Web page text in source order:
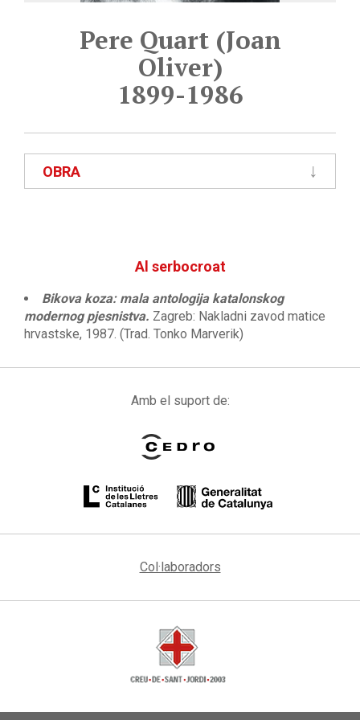
Pere Quart (Joan
Oliver)
1899-1986
OBRA
Al serbocroat
Bikova koza: mala antologija katalonskog
modernog pjesnistva. Zagreb: Nakladni zavod matice
hrvastske, 1987. (Trad. Tonko Marverik)
Amb el suport de:
Col·laboradors